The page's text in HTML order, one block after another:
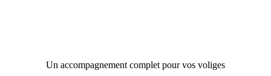
Un accompagnement complet pour vos voliges